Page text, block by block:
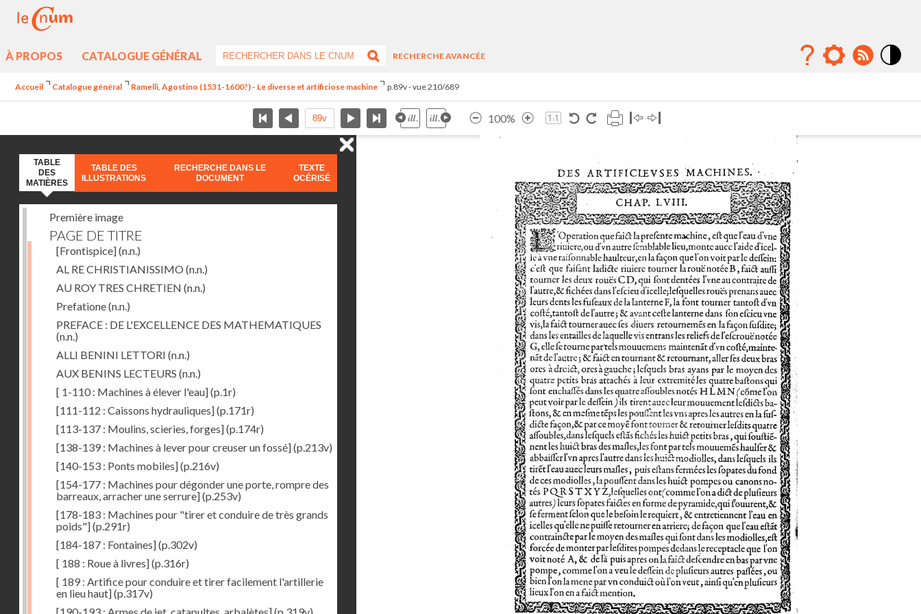
À PROPOS CATALOGUE GÉNÉRAL
RECHERCHE AVANCÉE
Accueil Catalogue général Ramelli, Agostino (1531-1600?) - Le diverse et artificiose machine p.89v - vue 210/689
100%
TABLE
DES
MATIÈRES
TABLE DES
ILLUSTRATIONS
RECHERCHE DANS LE
DOCUMENT
TEXTE
OCÉRISÉ
Première image
PAGE DE TITRE
[Frontispice](n.n.)
AL RE CHRISTIANISSIMO (n.n.)
AU ROY TRES CHRETIEN (n.n.)
Prefatione(n.n.)
PREFACE : DE L'EXCELLENCE DES MATHEMATIQUES
(n.n.)
ALLI BENINI LETTORI (n.n.)
AUX BENINS LECTEURS (n.n.)
[ 1-110 : Machines à élever l'eau](p.1r)
[111-112 : Caissons hydrauliques](p.171r)
[113-137 : Moulins, scieries, forges](p.174r)
[138-139 : Machines à lever pour creuser un fossé](p.213v)
[140-153 : Ponts mobiles](p.216v)
[154-177 : Machines pour dégonder une porte, rompre des
barreaux, arracher une serrure](p.253v)
[178-183 : Machines pour "tirer et conduire de très grands
poids"](p.291r)
[184-187 : Fontaines](p.302v)
[ 188 : Roue à livres](p.316r)
[ 189 : Artifice pour conduire et tirer facilement l'artillerie
en lieu haut](p.317v)